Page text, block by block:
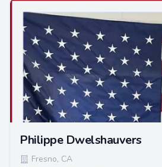
Philippe Dwelshauvers
Fresno, CA